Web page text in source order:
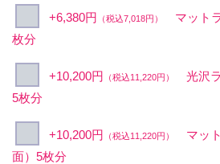
+6,380円 （税込7,018円）
マット
枚分
+10,200円 （税込11,220円）
光沢ラ
5枚分
+10,200円 （税込11,220円）
マッ
面）5枚分